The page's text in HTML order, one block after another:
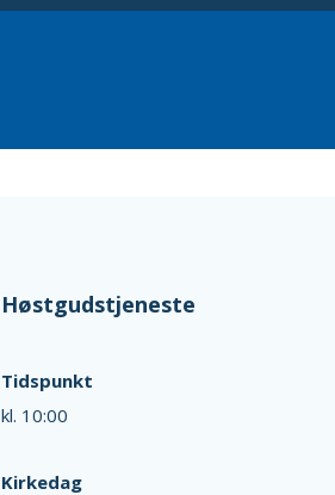
Høstgudstjeneste
Tidspunkt
kl. 10:00
Kirkedag